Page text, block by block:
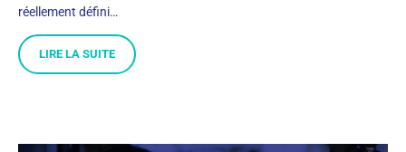
réellement défini…
LIRE LA SUITE